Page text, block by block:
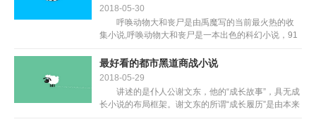
2018-05-30
呼唤动物大和丧尸是由禹魔写的当前最火热的收
集小说,呼唤动物大和丧尸是一本出色的科幻小说，91
网。 叶莫穿越同界，恰逢丧尸潮迸发，无不测动
用动物干掉丧...
最好看的都市黑道商战小说
2018-05-29
讲述的是仆人公谢文东，他的“成长故事”，具无成
长小说的布局框架。谢文东的所谓“成长履历”是由本来